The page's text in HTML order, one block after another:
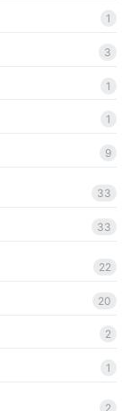
1
3
1
1
9
33
33
22
20
2
1
2